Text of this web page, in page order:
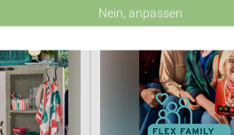
Werbung
von Inhalten
personalisierter Inhalte
Nein, anpassen